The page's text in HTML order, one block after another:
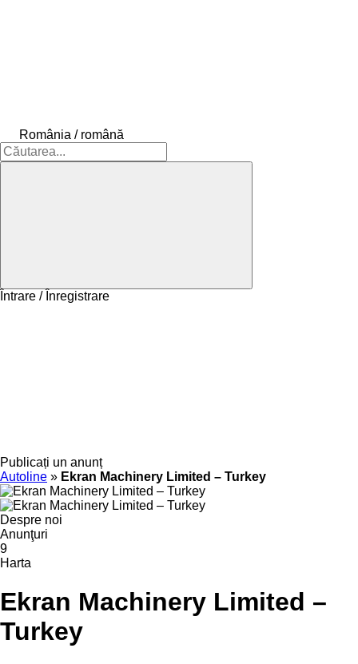
România / română
Întrare / Înregistrare
Publicați un anunț
Autoline » Ekran Machinery Limited – Turkey
Despre noi
Anunţuri
9
Harta
Ekran Machinery Limited –
Turkey